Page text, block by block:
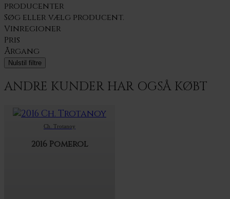
producenter
Søg eller vælg producent.
Vinregioner
Pris
Årgang
Nulstil filtre
ANDRE KUNDER HAR OGSÅ KØBT
Ch. Trotanoy
2016 Pomerol